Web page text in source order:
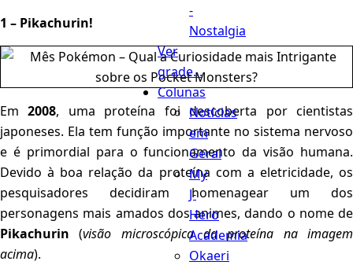
-
Nostalgia
Ver
grade...
Colunas
Notícias
em
Geral
My
J-
Hero
Academia
Okaeri
1 – Pikachurin!
Em2008, uma proteína foi descoberta por cientistas
japoneses. Ela tem função importante no sistema nervoso
e é primordial para o funcionamento da visão humana.
Devido à boa relação da proteína com a eletricidade, os
pesquisadores decidiram homenagear um dos
personagens mais amados dos animes, dando o nome de
Pikachurin (visão microscópica da proteína na imagem
acima).